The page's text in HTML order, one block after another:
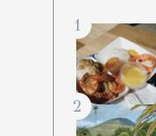
1
2